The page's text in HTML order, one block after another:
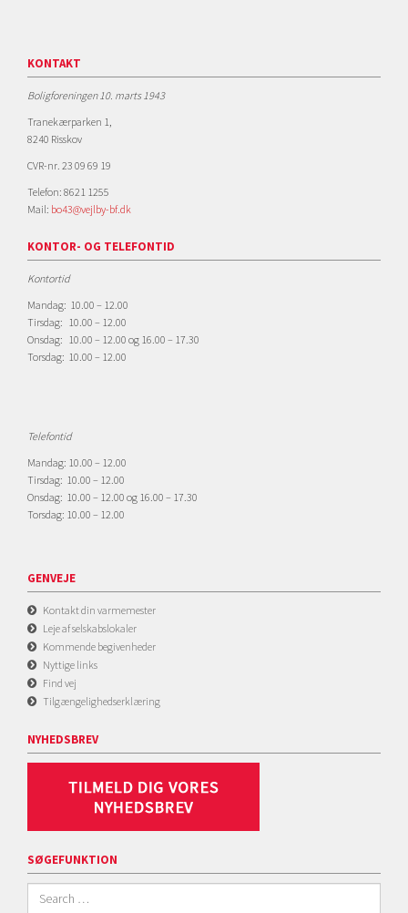
KONTAKT
Boligforeningen 10. marts 1943
Tranekærparken 1,
8240 Risskov
CVR-nr. 23 09 69 19
Telefon: 8621 1255
Mail: bo43@vejlby-bf.dk
KONTOR- OG TELEFONTID
Kontortid
Mandag: 10.00 – 12.00
Tirsdag: 10.00 – 12.00
Onsdag: 10.00 – 12.00 og 16.00 – 17.30
Torsdag: 10.00 – 12.00
Telefontid
Mandag: 10.00 – 12.00
Tirsdag: 10.00 – 12.00
Onsdag: 10.00 – 12.00 og 16.00 – 17.30
Torsdag: 10.00 – 12.00
GENVEJE
Kontakt din varmemester
Leje af selskabslokaler
Kommende begivenheder
Nyttige links
Find vej
Tilgængelighedserklæring
NYHEDSBREV
SØGEFUNKTION